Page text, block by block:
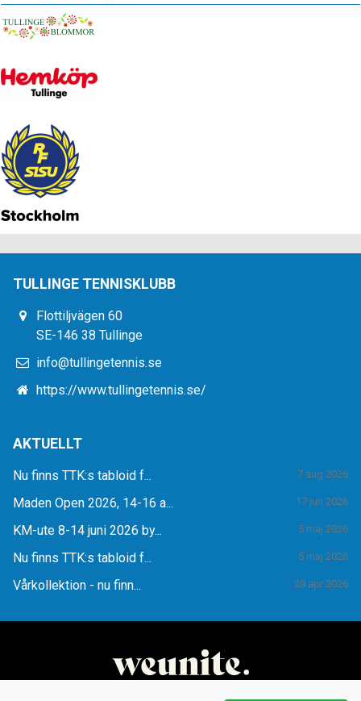
TULLINGE TENNISKLUBB
Flottiljvägen 60
SE-146 38 Tullinge
info@tullingetennis.se
https://www.tullingetennis.se/
AKTUELLT
Nu finns TTK:s tabloid f... 7 aug 2026
Maden Open 2026, 14-16 a... 17 jun 2026
KM-ute 8-14 juni 2026 by... 5 maj 2026
Nu finns TTK:s tabloid f... 5 maj 2026
Vårkollektion - nu finn... 28 apr 2026